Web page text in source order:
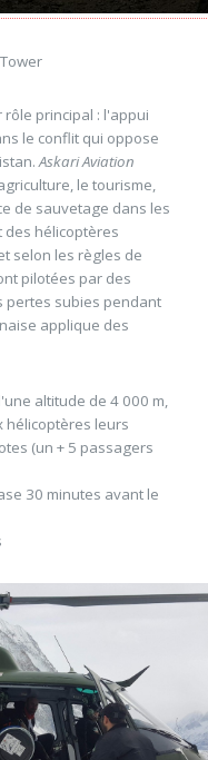
principal : l'appui
le conflit qui oppose
Askari Aviation
le tourisme,
de sauvetage dans les
hélicoptères
selon les règles de
pilotées par des
pertes subies pendant
applique des
altitude de 4 000 m,
hélicoptères leurs
(un + 5 passagers
30 minutes avant le